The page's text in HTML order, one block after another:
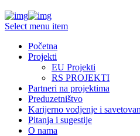
Select menu item
Početna
Projekti
EU Projekti
RS PROJEKTI
Partneri na projektima
Preduzetništvo
Karijerno vodjenje i
Pitanja i sugestije
O nama